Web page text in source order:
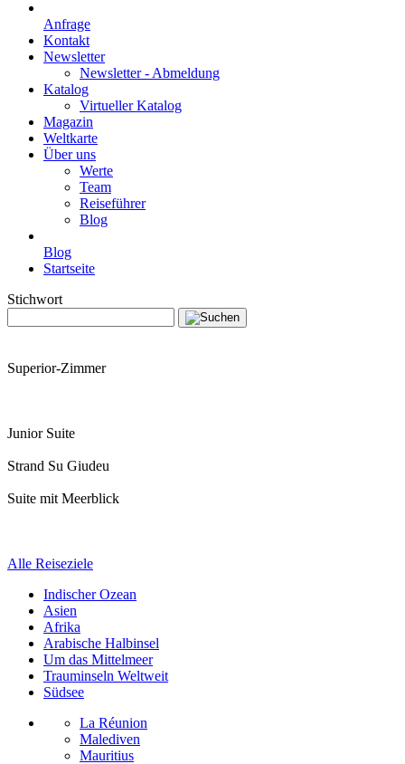
Anfrage
Kontakt
Newsletter
Newsletter - Abmeldung
Katalog
Virtueller Katalog
Magazin
Weltkarte
Über uns
Werte
Team
Reiseführer
Blog
Blog
Startseite
Stichwort
Superior-Zimmer
Junior Suite
Strand Su Giudeu
Suite mit Meerblick
Alle Reiseziele
Indischer Ozean
Asien
Afrika
Arabische Halbinsel
Um das Mittelmeer
Trauminseln Weltweit
Südsee
La Réunion
Malediven
Mauritius